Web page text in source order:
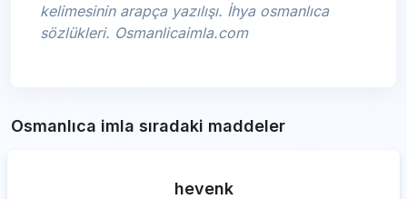
kelimesinin arapça yazılışı. İhya osmanlıca
sözlükleri. Osmanlicaimla.com
Osmanlıca imla sıradaki maddeler
hevenk